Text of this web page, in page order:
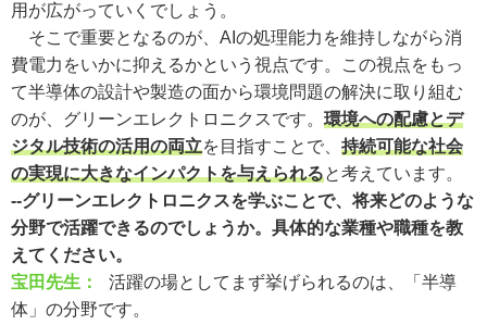
用が広がっていくでしょう。
そこで重要となるのが、AIの処理能力を維持しながら消
費電力をいかに抑えるかという視点です。この視点をもっ
て半導体の設計や製造の面から環境問題の解決に取り組む
のが、グリーンエレクトロニクスです。 環境への配慮とデ
ジタル技術の活用の両立を目指すことで、 持続可能な社会
の実現に大きなインパクトを与えられると考えています。
--グリーンエレクトロニクスを学ぶことで、将来どのような
分野で活躍できるのでしょうか。具体的な業種や職種を教
えてください。
宝田先生：
活躍の場としてまず挙げられるのは、「半導
体」の分野です。